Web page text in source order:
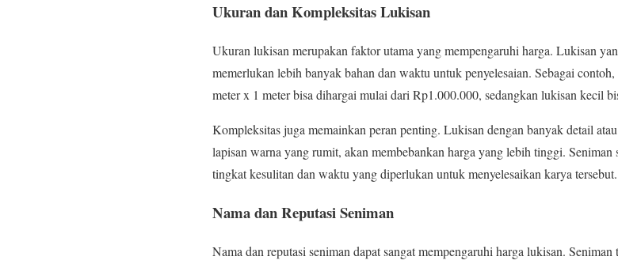
Ukuran dan Kompleksitas Lukisan
Ukuran lukisan merupakan faktor utama yang mempengaruhi harga. Lukisan
memerlukan lebih banyak bahan dan waktu untuk penyelesaian. Sebagai
meter x 1 meter bisa dihargai mulai dari Rp1.000.000, sedangkan lukisan kecil
Kompleksitas juga memainkan peran penting. Lukisan dengan banyak detail
lapisan warna yang rumit, akan membebankan harga yang lebih tinggi. Seniman
tingkat kesulitan dan waktu yang diperlukan untuk menyelesaikan karya tersebut.
Nama dan Reputasi Seniman
Nama dan reputasi seniman dapat sangat mempengaruhi harga lukisan.